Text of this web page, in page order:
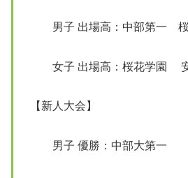
男子 出場高：中部第一
女子 出場高：桜花学園 安
【新人大会】
男子 優勝：中部大第一